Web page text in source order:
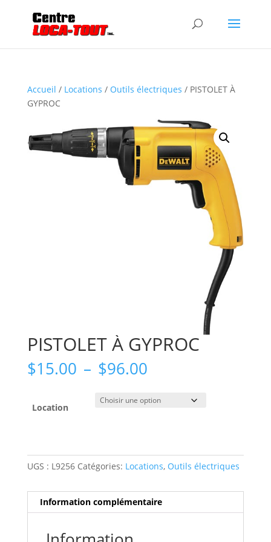
Accueil / Locations / Outils électriques / PISTOLET À
GYPROC
PISTOLET À GYPROC
$15.00 – $96.00Plage
prix :
$15.00
Location
UGS : L9256 Catégories: Locations, Outils électriques
Information complémentaire